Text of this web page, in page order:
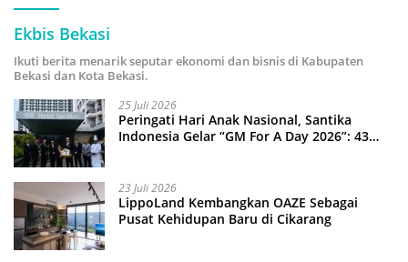
Ekbis Bekasi
Ikuti berita menarik seputar ekonomi dan bisnis di Kabupaten
Bekasi dan Kota Bekasi.
25 Juli 2026
Peringati Hari Anak Nasional, Santika
Indonesia Gelar “GM For A Day 2026”: 43
23 Juli 2026
LippoLand Kembangkan OAZE Sebagai
Pusat Kehidupan Baru di Cikarang